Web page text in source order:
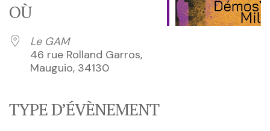
OÙ
Le GAM
46 rue Rolland Garros,
Mauguio, 34130
TYPE D’ÉVÈNEMENT